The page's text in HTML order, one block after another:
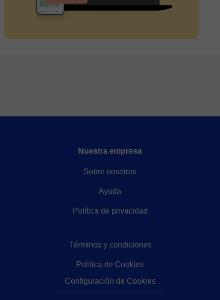
Nuestra empresa
Sobre nosotros
Ayuda
Política de privacidad
Términos y condiciones
Política de Cookies
Configuración de Cookies